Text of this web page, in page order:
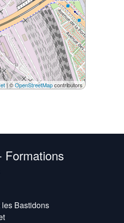
| ©OpenStreetMapcontributors
Formations
Bastidons